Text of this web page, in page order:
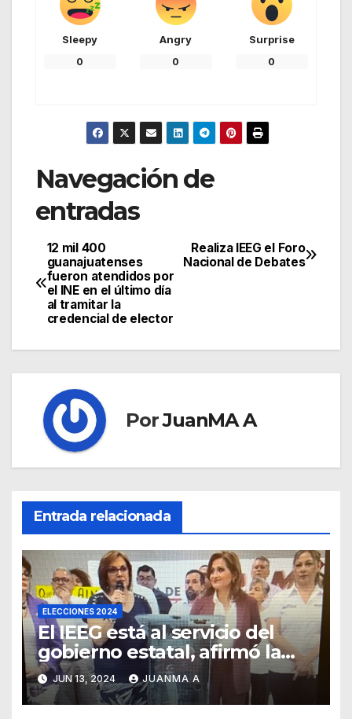
Sleepy
0
Angry
0
Surprise
0
Navegación de
entradas
Realiza IEEG el Foro
Nacional de Debates
12 mil 400
guanajuatenses
fueron atendidos por
el INE en el último día
al tramitar la
credencial de elector
PorJuanMA A
Entrada relacionada
ELECCIONES 2024
El IEEG está al servicio del
gobierno estatal, afirmó la
Senadora Malú Micher
JUN 13, 2024 JUANMA A